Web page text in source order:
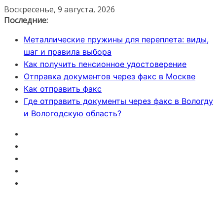
Перейти
к
Воскресенье, 9 августа, 2026
Последние:
Металлические пружины для переплета: виды,
шаг и правила выбора
Как получить пенсионное удостоверение
Отправка документов через факс в Москве
Как отправить факс
Где отправить документы через факс в Вологду
и Вологодскую область?